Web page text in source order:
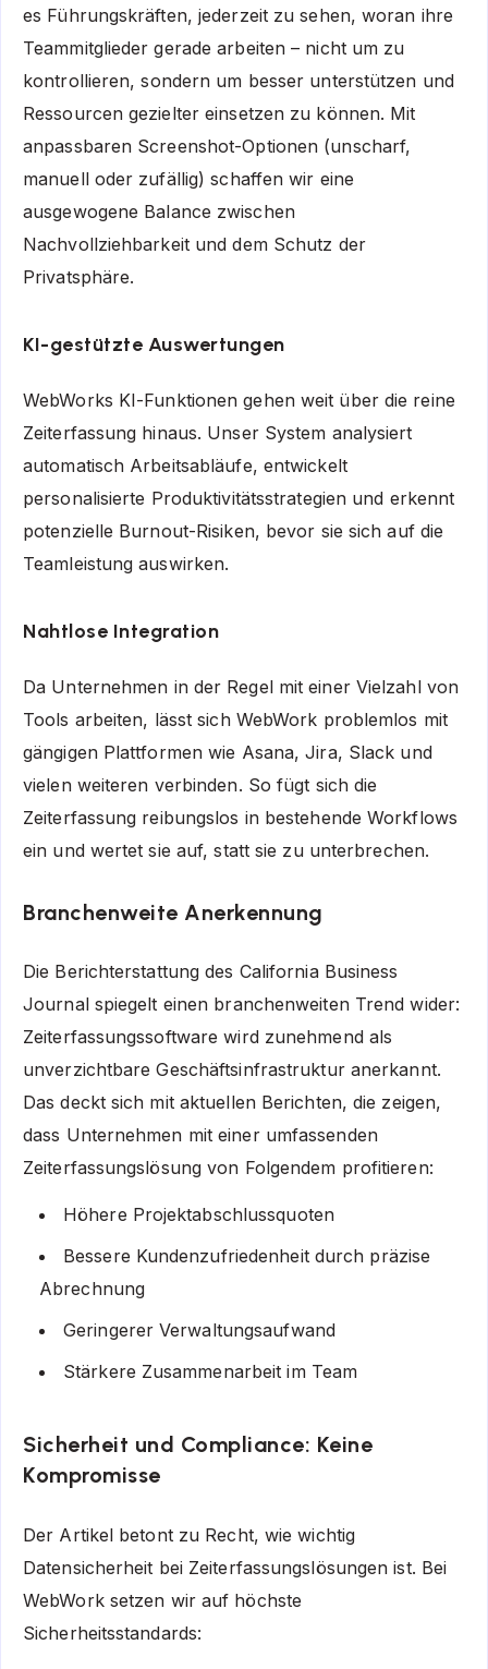
es Führungskräften, jederzeit zu sehen, woran ihre
Teammitglieder gerade arbeiten – nicht um zu
kontrollieren, sondern um besser unterstützen und
Ressourcen gezielter einsetzen zu können. Mit
anpassbaren Screenshot-Optionen (unscharf,
manuell oder zufällig) schaffen wir eine
ausgewogene Balance zwischen
Nachvollziehbarkeit und dem Schutz der
Privatsphäre.
KI-gestützte Auswertungen
WebWorks KI-Funktionen gehen weit über die reine
Zeiterfassung hinaus. Unser System analysiert
automatisch Arbeitsabläufe, entwickelt
personalisierte Produktivitätsstrategien und erkennt
potenzielle Burnout-Risiken, bevor sie sich auf die
Teamleistung auswirken.
Nahtlose Integration
Da Unternehmen in der Regel mit einer Vielzahl von
Tools arbeiten, lässt sich WebWork problemlos mit
gängigen Plattformen wie Asana, Jira, Slack und
vielen weiteren verbinden. So fügt sich die
Zeiterfassung reibungslos in bestehende Workflows
ein und wertet sie auf, statt sie zu unterbrechen.
Branchenweite Anerkennung
Die Berichterstattung des California Business
Journal spiegelt einen branchenweiten Trend wider:
Zeiterfassungssoftware wird zunehmend als
unverzichtbare Geschäftsinfrastruktur anerkannt.
Das deckt sich mit aktuellen Berichten, die zeigen,
dass Unternehmen mit einer umfassenden
Zeiterfassungslösung von Folgendem profitieren:
Höhere Projektabschlussquoten
Bessere Kundenzufriedenheit durch präzise
Abrechnung
Geringerer Verwaltungsaufwand
Stärkere Zusammenarbeit im Team
Sicherheit und Compliance: Keine
Kompromisse
Der Artikel betont zu Recht, wie wichtig
Datensicherheit bei Zeiterfassungslösungen ist. Bei
WebWork setzen wir auf höchste
Sicherheitsstandards: